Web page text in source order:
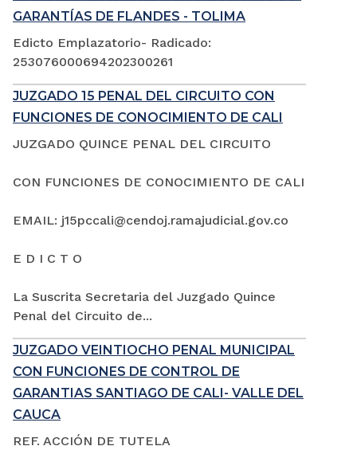
GARANTÍAS DE FLANDES - TOLIMA
Edicto Emplazatorio- Radicado:
253076000694202300261
JUZGADO 15 PENAL DEL CIRCUITO CON
FUNCIONES DE CONOCIMIENTO DE CALI
JUZGADO QUINCE PENAL DEL CIRCUITO
CON FUNCIONES DE CONOCIMIENTO DE CALI
EMAIL: j15pccali@cendoj.ramajudicial.gov.co
E D I C T O
La Suscrita Secretaria del Juzgado Quince
Penal del Circuito de...
JUZGADO VEINTIOCHO PENAL MUNICIPAL
CON FUNCIONES DE CONTROL DE
GARANTIAS SANTIAGO DE CALI- VALLE DEL
CAUCA
REF. ACCIÓN DE TUTELA